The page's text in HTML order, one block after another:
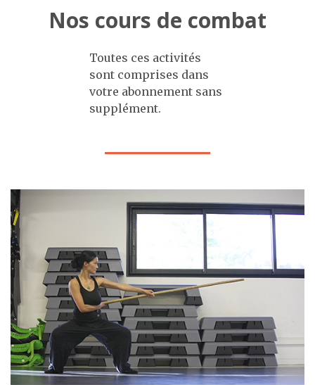
Nos cours de combat
Toutes ces activités
sont comprises dans
votre abonnement sans
supplément.